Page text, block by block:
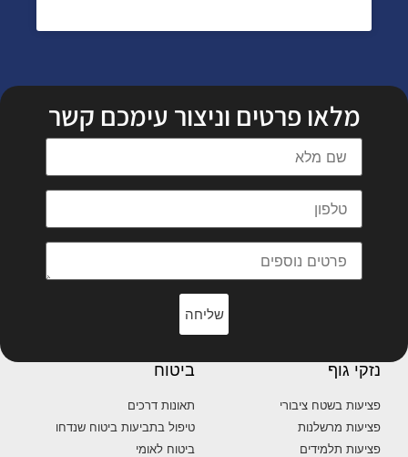
מלאו פרטים וניצור עימכם קשר
שליחה
נזקי גוף
פציעות בשטח ציבורי
פציעות מרשלנות
פציעות תלמידים
ביטוח
תאונות דרכים
טיפול בתביעות ביטוח שנדחו
ביטוח לאומי